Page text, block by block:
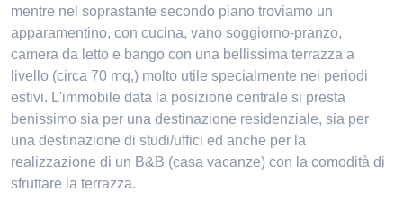
mentre nel soprastante secondo piano troviamo un
apparamentino, con cucina, vano soggiorno-pranzo,
camera da letto e bango con una bellissima terrazza a
livello (circa 70 mq,) molto utile specialmente nei periodi
estivi. L'immobile data la posizione centrale si presta
benissimo sia per una destinazione residenziale, sia per
una destinazione di studi/uffici ed anche per la
realizzazione di un B&B (casa vacanze) con la comodità di
sfruttare la terrazza.